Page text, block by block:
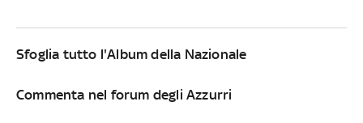
Sfoglia tutto l'Album della Nazionale
Commenta nel forum degli Azzurri